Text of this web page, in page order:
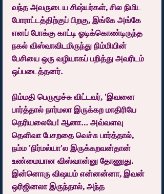
வந்த அவருடைய சிஷ்யர்கள், சில நிமிட
போராட்டத்திற்குப் பிறகு, இங்கே அங்கே
எனப் போக்கு காட்டி ஓடிக்கொண்டிருந்த
நகல் விஸ்வாவிடமிருந்து நிம்மியின்
பேசியை ஒரு வழியாகப் பறித்து அவரிடம்
ஒப்படைத்தனர்.
நிம்மதி பெருமூச்சு விட்டவர், 'இவனை
பார்த்தால் நார்மலா இருக்கற மாதிரியே
தெரியலையே! ஆனா… அவ்வளவு
தெளிவா பேசறதை வெச்சு பார்த்தால்,
நம்ம 'நிர்மல்யா'ல இருக்கறவன்தான்
உண்மையான விஸ்வான்னு தோணுது.
இன்னொரு விஷயம் என்னன்னா, இவன்
ஒரிஜினலா இருந்தால், அந்த